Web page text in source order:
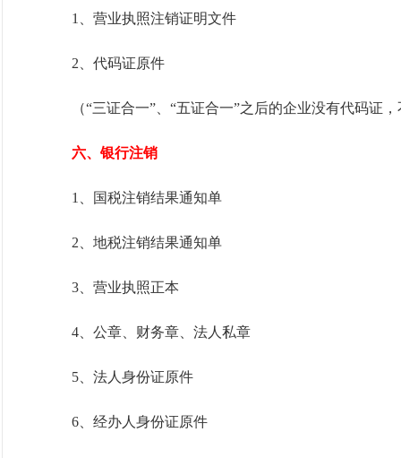
1、营业执照注销证明文件
2、代码证原件
（“三证合一”、“五证合一”之后的企业没有代码证，
六、银行注销
1、国税注销结果通知单
2、地税注销结果通知单
3、营业执照正本
4、公章、财务章、法人私章
5、法人身份证原件
6、经办人身份证原件